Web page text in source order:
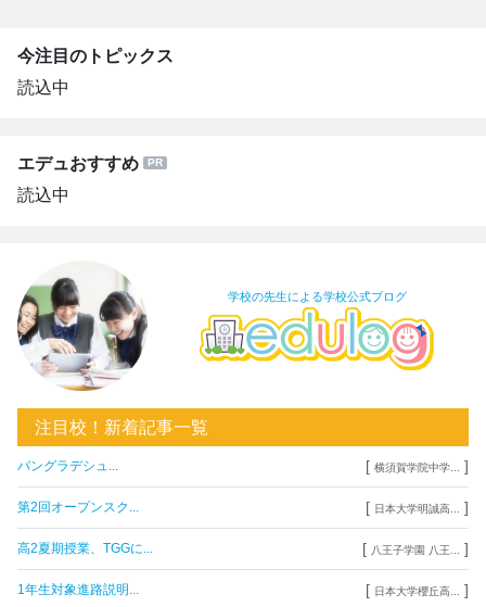
今注目のトピックス
読込中
エデュおすすめ
読込中
学校の先生による学校公式ブログ
注目校！新着記事一覧
バングラデシュ... [ 横須賀学院中学... ]
第2回オープンスク... [ 日本大学明誠高... ]
高2夏期授業、TGGに... [ 八王子学園 八王... ]
1年生対象進路説明... [ 日本大学櫻丘高... ]